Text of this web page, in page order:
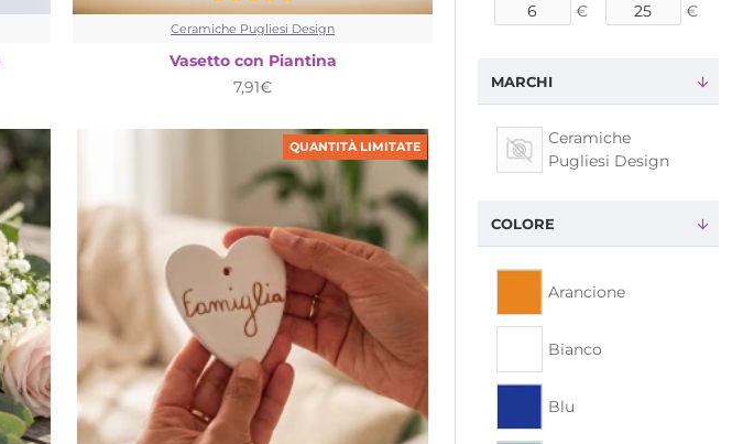
Ceramiche Pugliesi Design
Vasetto con Piantina
7,91€
QUANTITÀ LIMITATE
€ €
MARCHI
Ceramiche
Pugliesi Design
COLORE
Arancione
Bianco
Blu